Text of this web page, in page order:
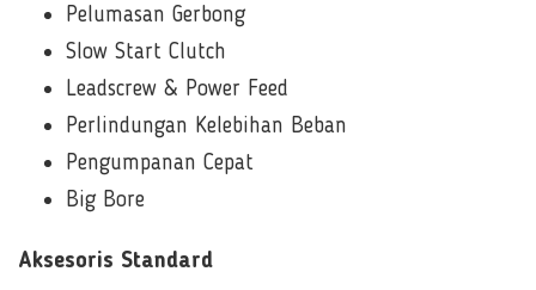
Pelumasan Gerbong
Slow Start Clutch
Leadscrew & Power Feed
Perlindungan Kelebihan Beban
Pengumpanan Cepat
Big Bore
Aksesoris Standard